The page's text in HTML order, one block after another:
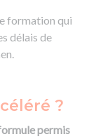
formation qui
délais de
?
permis